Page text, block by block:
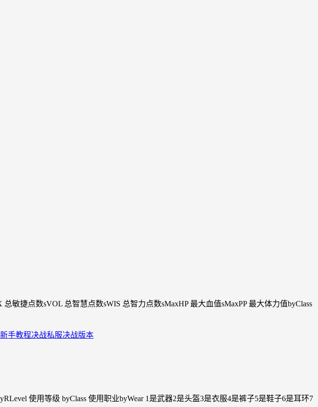
敏捷点数sVOL 总智慧点数sWIS 总智力点数sMaxHP 最大血值sMaxPP 最大体力值byClass
手教程决战私服决战版本
使用等级 byClass 使用职业byWear 1是武器2是头盔3是衣服4是裤子5是鞋子6是耳环7